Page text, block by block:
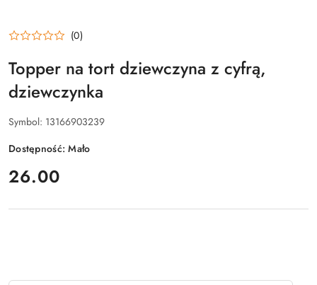
(0)
Topper na tort dziewczyna z cyfrą,
dziewczynka
Symbol: 13166903239
Dostępność:Mało
cena:
26.00